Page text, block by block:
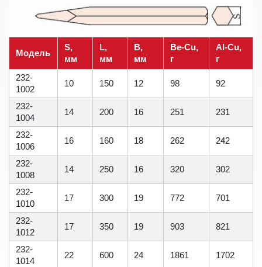
Модель
S,
мм
L,
мм
B,
мм
Be-Cu,
г
Al-Cu,
г
232-
1002
10 150 12 98 92
232-
1004
14 200 16 251 231
232-
1006
16 160 18 262 242
232-
1008
14 250 16 320 302
232-
1010
17 300 19 772 701
232-
1012
17 350 19 903 821
232-
1014
22 600 24 1861 1702